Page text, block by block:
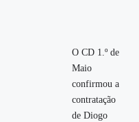
O CD 1.º de
Maio
confirmou a
contratação
de Diogo